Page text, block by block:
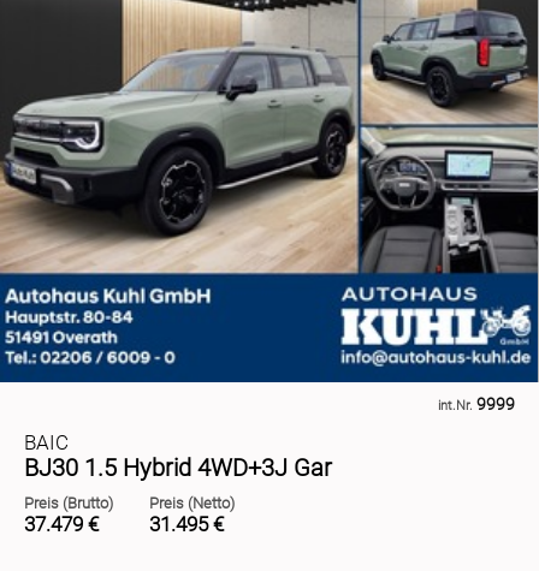
int.Nr. 9999
BAIC
BJ30 1.5 Hybrid 4WD+3J Gar
Preis (Brutto)
37.479 €
Preis (Netto)
31.495 €